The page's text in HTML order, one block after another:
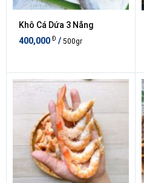
Khô Cá Dứa 3 Nắng
400,000 Đ / 500gr